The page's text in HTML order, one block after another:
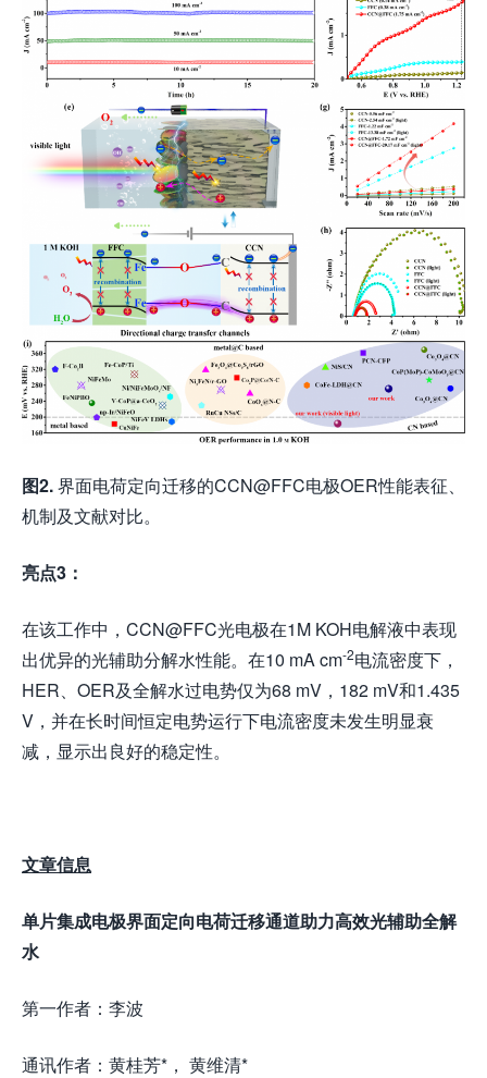
图2.界面电荷定向迁移的CCN@FFC电极OER性能表征、
机制及文献对比。
亮点3 ：
在该工作中，CCN@FFC光电极在1M KOH电解液中表现
出优异的光辅助分解水性能。在10 mA cm-2电流密度下，
HER、OER及全解水过电势仅为68 mV，182 mV和1.435
V，并在长时间恒定电势运行下电流密度未发生明显衰
减，显示出良好的稳定性。
文章信息
单片集成电极界面定向电荷迁移通道助力高效光辅助全解
水
第一作者：李波
通讯作者：黄桂芳*， 黄维清*